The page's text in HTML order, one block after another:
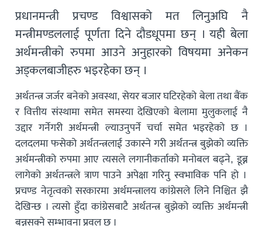
प्रधानमन्त्री प्रचण्ड विश्वासको मत लिनुअघि नै
मन्त्रीमण्डललाई पूर्णता दिने दौडधूपमा छन् । यही बेला
अर्थमन्त्रीको रुपमा आउने अनुहारको विषयमा अनेकन
अड्कलबाजीहरु भइरहेका छन् ।
अर्थतन्त्र जर्जर बनेको अवस्था, सेयर बजार घटिरहेको बेला तथा बैंक
र वित्तीय संस्थामा समेत समस्या देखिएको बेलामा मुलुकलाई नै
उद्दार गर्नेगरी अर्थमन्त्री ल्याउनुपर्ने चर्चा समेत भइरहेको छ ।
दलदलमा फसेको अर्थतन्त्रलाई उकास्ने गरी अर्थतन्त्र बुझेको व्यक्ति
अर्थमन्त्रीको रुपमा आए त्यसले लगानीकर्ताको मनोबल बढ्ने, डूब्न
लागेको अर्थतन्त्रले त्राण पाउने अपेक्षा गरिनु स्वभाविक पनि हो ।
प्रचण्ड नेतृत्वको सरकारमा अर्थमन्त्रालय कांग्रेसले लिने निश्चित झै
देखिन्छ । त्यसो हुँदा कांग्रेसबाटै अर्थतन्त्र बुझेको व्यक्ति अर्थमन्त्री
बन्नसक्ने सम्भावना प्रवल छ ।